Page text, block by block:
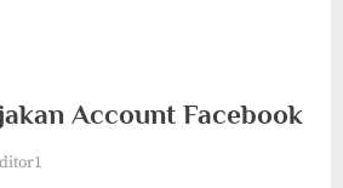
Account Facebook